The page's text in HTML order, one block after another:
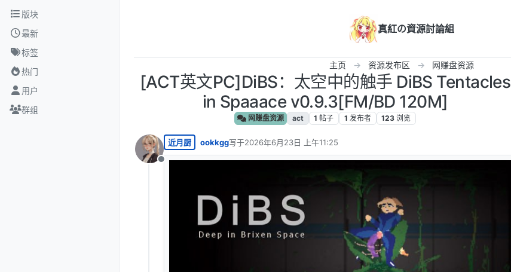
跳转至内容
版块
最新
标签
热门
用户
群组
真紅の資源討論組
主页 资源发布区 网赚盘资源
[ACT英文PC]DiBS：太空中的触手 DiBS Tentacles
in Spaaace v0.9.3[FM/BD 120M]
网赚盘资源 act 1 帖子 1 发布者 123 浏览
离线
近月厨 ookkgg写于2026年6月23日 上午11:25
最后由 编辑